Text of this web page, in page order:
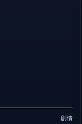
剧情